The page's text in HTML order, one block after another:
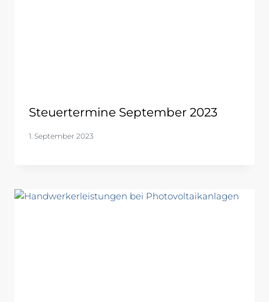
Steuertermine September 2023
1. September 2023